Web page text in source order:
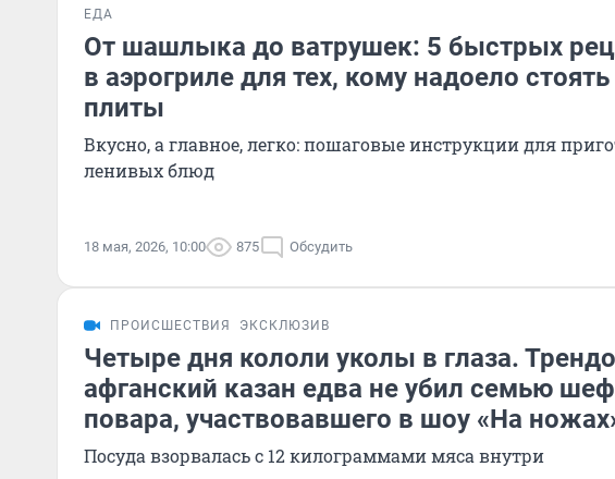
ЕДА
От шашлыка до ватрушек: 5 быстрых
в аэрогриле для тех, кому надоело стоять
плиты
Вкусно, а главное, легко: пошаговые инструкции для
ленивых блюд
18 мая, 2026, 10:00 875 Обсудить
ПРОИСШЕСТВИЯ ЭКСКЛЮЗИВ
Четыре дня кололи уколы в глаза.
афганский казан едва не убил семью
повара, участвовавшего в шоу «На
Посуда взорвалась с 12 килограммами мяса внутри